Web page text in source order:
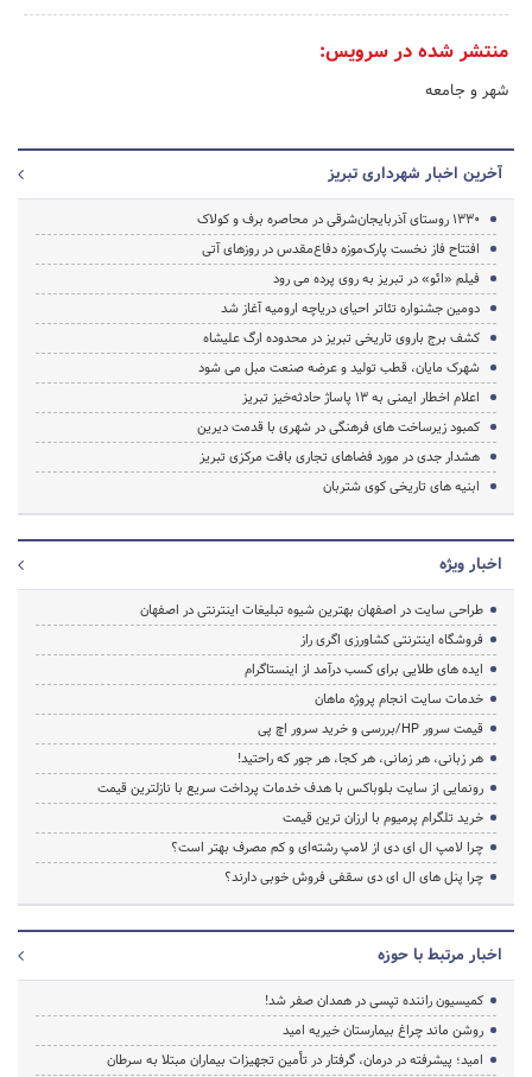
منتشر شده در سرویس:
شهر و جامعه
آخرین اخبار شهرداری تبریز
1330 روستای آذربایجان‌شرقی در محاصره برف و کولاک
افتتاح فاز نخست پارک‌موزه‌ دفاع‌مقدس در روزهای آتی
فیلم «ائو» در تبریز به روی پرده می رود
دومین جشنواره تئاتر احیای دریاچه ارومیه آغاز شد
کشف برج باروی تاریخی تبریز در محدوده ارگ علیشاه
شهرک مایان، قطب تولید و عرضه صنعت مبل می شود
اعلام اخطار ایمنی به ۱۳ پاساژ حادثه‌خیز تبریز
کمبود زیرساخت های فرهنگی در شهری با قدمت دیرین
هشدار جدی در مورد فضاهای تجاری بافت مرکزی تبریز
ابنیه های تاریخی کوی شتربان
اخبار ویژه
طراحی سایت در اصفهان بهترین شیوه تبلیغات اینترنتی در اصفهان
فروشگاه اینترنتی کشاورزی اگری راز
ایده های طلایی برای کسب درآمد از اینستاگرام
خدمات سایت انجام پروژه ماهان
قیمت سرور HP/بررسی و خرید سرور اچ پی
هر زبانی، هر زمانی، هر کجا، هر جور که راحتید!
رونمایی از سایت بلوباکس با هدف خدمات پرداخت سریع با نازلترین قیمت
خرید تلگرام پرمیوم با ارزان ترین قیمت
چرا لامپ ال ای دی از لامپ رشته‌ای و کم مصرف بهتر است؟
چرا پنل های ال ای دی سقفی فروش خوبی دارند؟
اخبار مرتبط با حوزه
کمیسیون راننده تپسی در همدان صفر شد!
روشن ماند چراغ بیمارستان خیریه امید
امید؛ پیشرفته در درمان، گرفتار در تأمین تجهیزات بیماران مبتلا به سرطان